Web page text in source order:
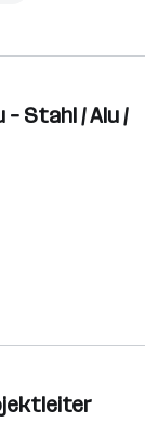
Stahl / Alu /